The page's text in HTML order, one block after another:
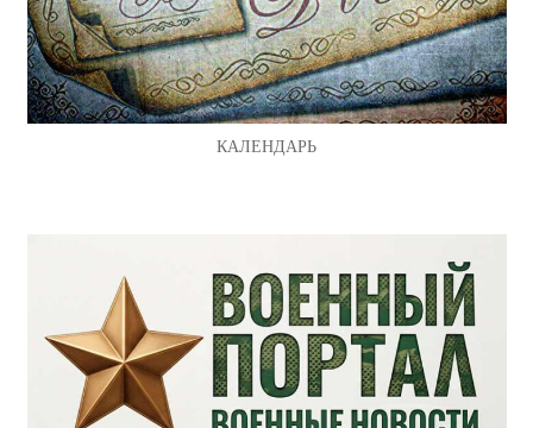
КАЛЕНДАРЬ